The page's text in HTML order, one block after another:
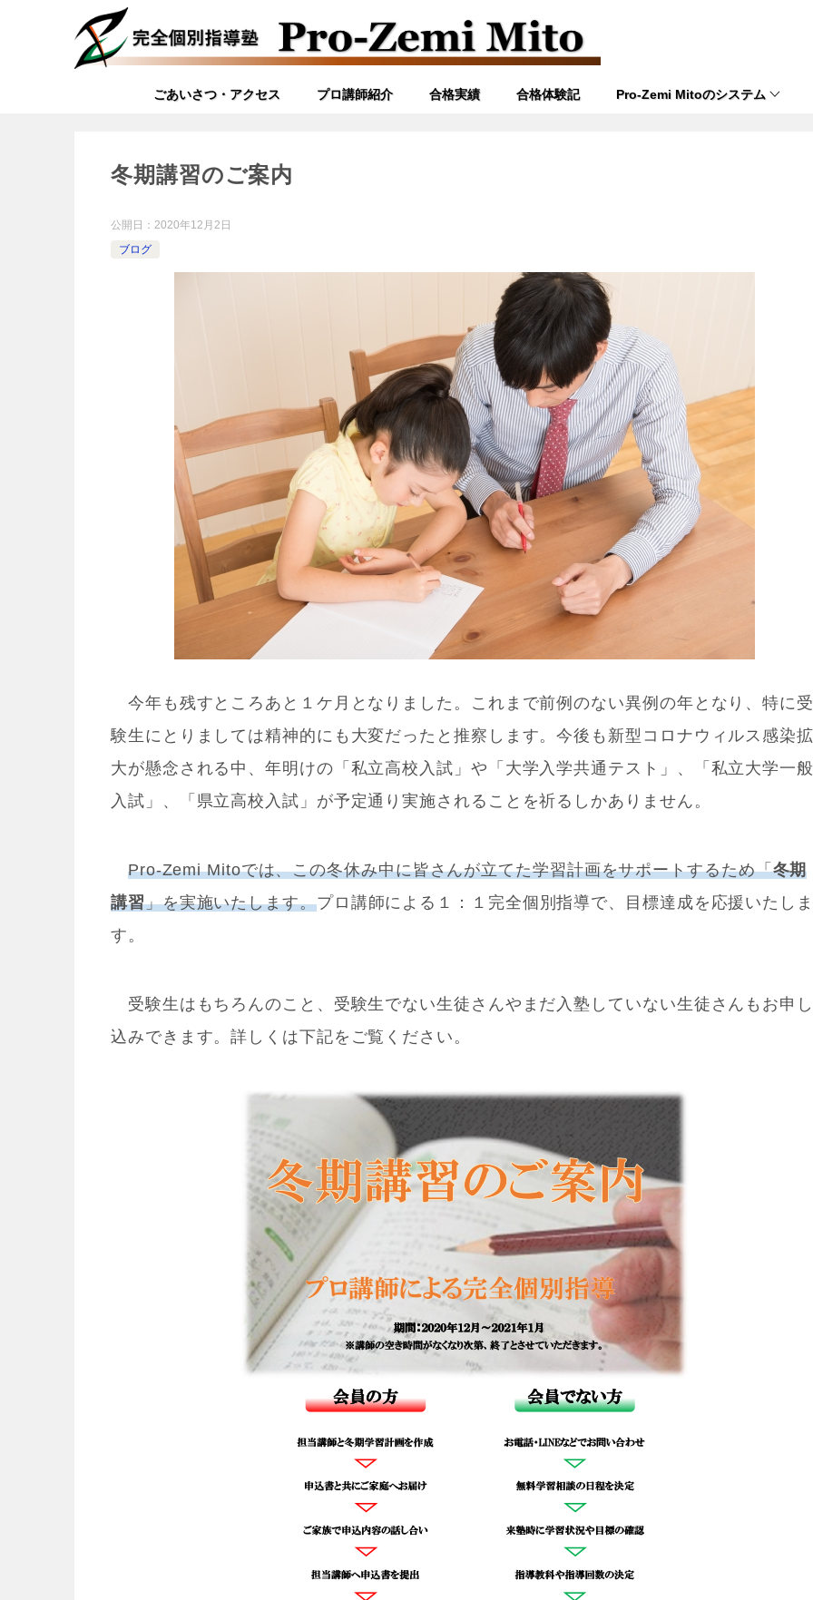
ごあいさつ・アクセス プロ講師紹介 合格実績 合格体験記 Pro-Zemi Mitoのシステム
冬期講習のご案内
公開日： 2020年12月2日
ブログ
今年も残すところあと１ケ月となりました。これまで前例のない異例の年となり、特に受
験生にとりましては精神的にも大変だったと推察します。今後も新型コロナウィルス感染拡
大が懸念される中、年明けの「私立高校入試」や「大学入学共通テスト」、「私立大学一般
入試」、「県立高校入試」が予定通り実施されることを祈るしかありません。
Pro-Zemi Mitoでは、この冬休み中に皆さんが立てた学習計画をサポートするため「冬期
講習」を実施いたします。プロ講師による１：１完全個別指導で、目標達成を応援いたしま
す。
受験生はもちろんのこと、受験生でない生徒さんやまだ入塾していない生徒さんもお申し
込みできます。詳しくは下記をご覧ください。